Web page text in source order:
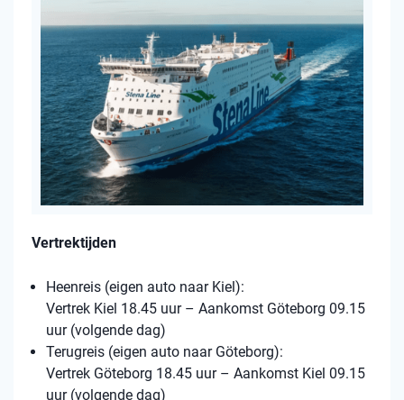
Vertrektijden
Heenreis (eigen auto naar Kiel):
Vertrek Kiel 18.45 uur – Aankomst Göteborg 09.15
uur (volgende dag)
Terugreis (eigen auto naar Göteborg):
Vertrek Göteborg 18.45 uur – Aankomst Kiel 09.15
uur (volgende dag)